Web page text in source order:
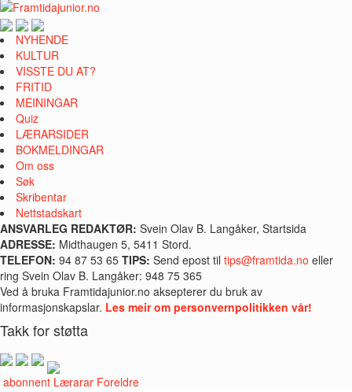
NYHENDE
KULTUR
VISSTE DU AT?
FRITID
MEININGAR
Quiz
LÆRARSIDER
BOKMELDINGAR
Om oss
Søk
Skribentar
Nettstadskart
ANSVARLEG REDAKTØR: Svein Olav B. Langåker, Startsida
ADRESSE: Midthaugen 5, 5411 Stord.
TELEFON: 94 87 53 65 TIPS: Send epost til tips@framtida.no eller
ring Svein Olav B. Langåker: 948 75 365
Ved å bruka Framtidajunior.no aksepterer du bruk av
informasjonskapslar. Les meir om personvernpolitikken vår!
Takk for støtta
abonnent Lærarar Foreldre